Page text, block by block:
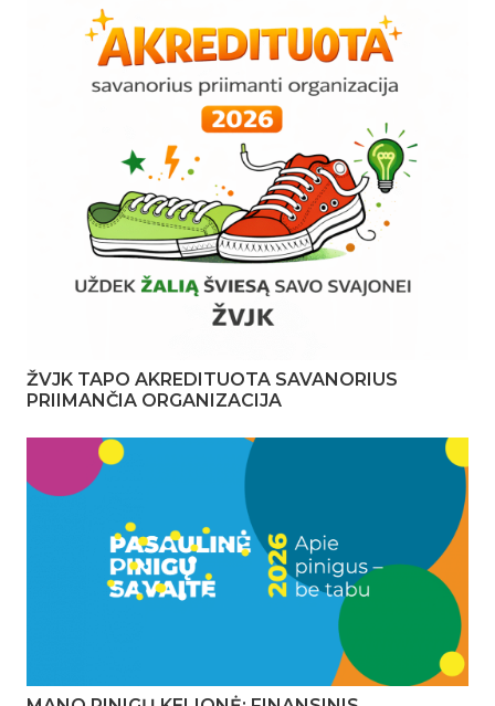
ŽVJK TAPO AKREDITUOTA SAVANORIUS
PRIIMANČIA ORGANIZACIJA